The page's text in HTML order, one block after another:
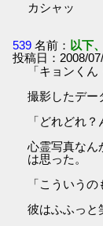
カシャッ
539 名前： 以下
投稿日：2008/
「キョンく
撮影したデー
「どれどれ
心霊写真なん
は思った。
「こういう
彼はふふっと